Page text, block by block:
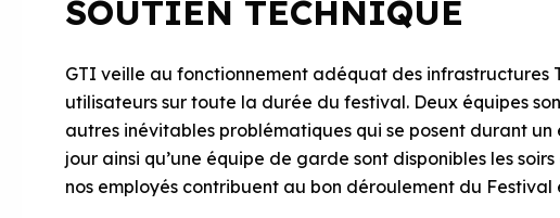
SOUTIEN TECHNIQUE
GTI veille au fonctionnement adéquat des infrastructures
utilisateurs sur toute la durée du festival. Deux équipes
autres inévitables problématiques qui se posent durant
jour ainsi qu’une équipe de garde sont disponibles les
nos employés contribuent au bon déroulement du Festival